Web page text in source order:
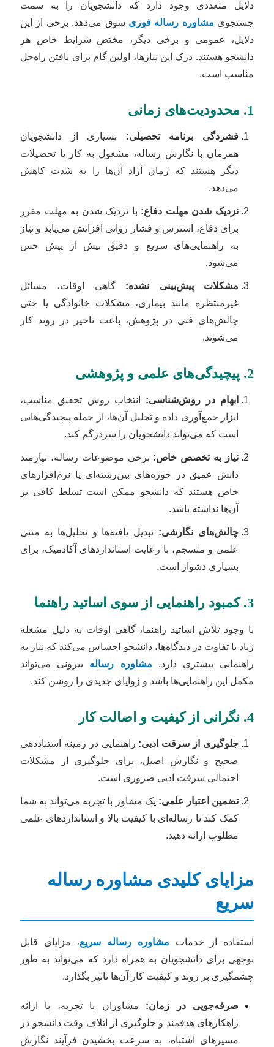
دلایل متعددی وجود دارد که دانشجویان را به سمت
جستجویمشاوره رساله فوریسوق می‌دهد. برخی از این
دلایل، عمومی و برخی دیگر، مختص شرایط خاص هر
دانشجو هستند. درک این نیازها، اولین گام برای یافتن راه‌حل
مناسب است.
فشردگی برنامه تحصیلی:بسیاری از دانشجویان
همزمان با نگارش رساله، مشغول به کار یا تحصیلات
دیگر هستند که زمان آزاد آن‌ها را به شدت کاهش
می‌دهد.
نزدیک شدن مهلت دفاع:با نزدیک شدن به مهلت مقرر
برای دفاع، استرس و فشار روانی افزایش می‌یابد و نیاز
به راهنمایی‌های سریع و دقیق بیش از پیش حس
می‌شود.
مشکلات پیش‌بینی نشده:گاهی اوقات، مسائل
غیرمنتظره مانند بیماری، مشکلات خانوادگی یا حتی
چالش‌های فنی در پژوهش، باعث تاخیر در روند کار
می‌شوند.
ابهام در روش‌شناسی:انتخاب روش تحقیق مناسب،
ابزار جمع‌آوری داده و تحلیل آن‌ها، از جمله پیچیدگی‌هایی
است که می‌تواند دانشجویان را سردرگم کند.
نیاز به تخصص خاص:برخی موضوعات رساله، نیازمند
دانش عمیق در حوزه‌های بین‌رشته‌ای یا نرم‌افزارهای
خاص هستند که دانشجو ممکن است تسلط کافی بر
آن‌ها نداشته باشد.
چالش‌های نگارشی: تبدیل یافته‌ها و تحلیل‌ها به متنی
علمی و منسجم، با رعایت استانداردهای آکادمیک، برای
بسیاری دشوار است.
با وجود تلاش اساتید راهنما، گاهی اوقات به دلیل مشغله
زیاد یا تفاوت در دیدگاه‌ها، دانشجو احساس می‌کند که نیاز به
راهنمایی بیشتری دارد. مشاوره رساله بیرونی می‌تواند
مکمل این راهنمایی‌ها باشد و زوایای جدیدی را روشن کند.
جلوگیری از سرقت ادبی: راهنمایی در زمینه استناددهی
صحیح و نگارش اصیل، برای جلوگیری از مشکلات
احتمالی سرقت ادبی ضروری است.
تضمین اعتبار علمی:یک مشاور با تجربه می‌تواند به شما
کمک کند تا رساله‌ای با کیفیت بالا و استانداردهای علمی
مطلوب ارائه دهید.
مزایای کلیدی مشاوره رساله
سریع
استفاده از خدماتمشاوره رساله سریع، مزایای قابل
توجهی برای دانشجویان به همراه دارد که می‌تواند به طور
چشمگیری بر روند و کیفیت کار آن‌ها تاثیر بگذارد.
صرفه‌جویی در زمان: مشاوران با تجربه، با ارائه
راهکارهای هدفمند و جلوگیری از اتلاف وقت دانشجو در
مسیرهای اشتباه، به سرعت بخشیدن فرآیند نگارش